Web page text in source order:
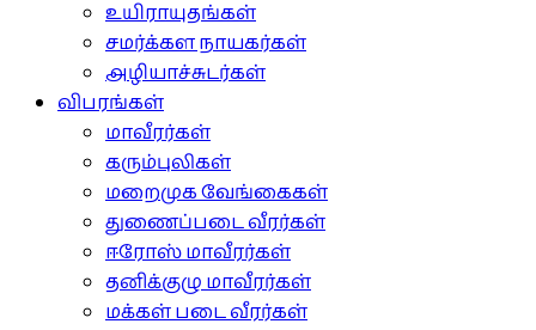
உயிராயுதங்கள்
சமர்க்கள நாயகர்கள்
அழியாச்சுடர்கள்
விபரங்கள்
மாவீரர்கள்
கரும்புலிகள்
மறைமுக வேங்கைகள்
துணைப்படை வீரர்கள்
ஈரோஸ் மாவீரர்கள்
தனிக்குழு மாவீரர்கள்
மக்கள் படை வீரர்கள்